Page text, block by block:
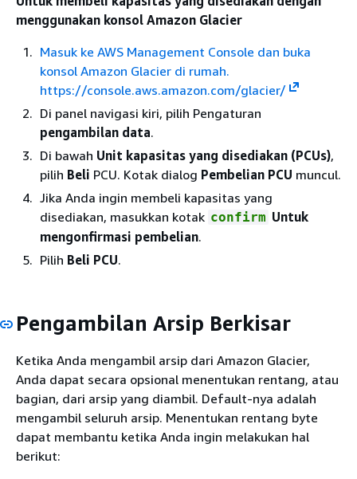
menggunakan konsol Amazon Glacier
Masuk ke AWS Management Console dan buka
konsol Amazon Glacier di rumah.
https://console.aws.amazon.com/glacier/
Di panel navigasi kiri, pilih Pengaturan
pengambilan data.
Di bawah Unit kapasitas yang disediakan (PCUs),
pilih Beli PCU. Kotak dialog Pembelian PCU muncul.
Jika Anda ingin membeli kapasitas yang
disediakan, masukkan kotak confirm Untuk
mengonfirmasi pembelian.
Pilih Beli PCU.
Pengambilan Arsip Berkisar
Ketika Anda mengambil arsip dari Amazon Glacier,
Anda dapat secara opsional menentukan rentang, atau
bagian, dari arsip yang diambil. Default-nya adalah
mengambil seluruh arsip. Menentukan rentang byte
dapat membantu ketika Anda ingin melakukan hal
berikut: